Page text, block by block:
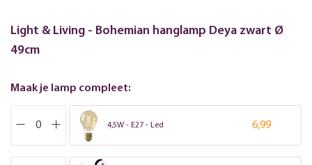
Light & Living - Bohemian hanglamp Deya zwart Ø
49cm
Maak je lamp compleet:
4,5W - E27 - Led 6,99